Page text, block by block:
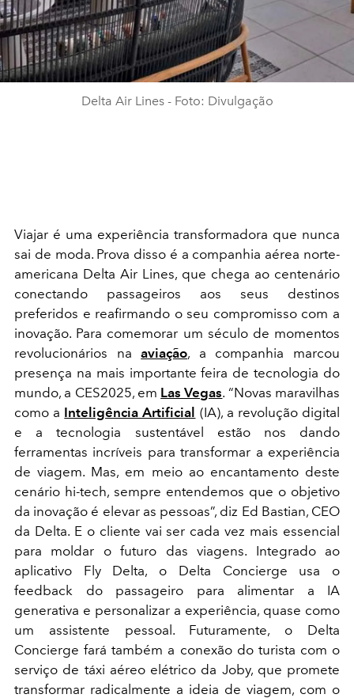
Delta Air Lines - Foto: Divulgação
Viajar é uma experiência transformadora que nunca
sai de moda. Prova disso é a companhia aérea norte-
americana Delta Air Lines, que chega ao centenário
conectando passageiros aos seus destinos
preferidos e reafirmando o seu compromisso com a
inovação. Para comemorar um século de momentos
revolucionários naaviação, a companhia marcou
presença na mais importante feira de tecnologia do
mundo, a CES2025, em Las Vegas. “Novas maravilhas
como a Inteligência Artificial (IA), a revolução digital
e a tecnologia sustentável estão nos dando
ferramentas incríveis para transformar a experiência
de viagem. Mas, em meio ao encantamento deste
cenário hi-tech, sempre entendemos que o objetivo
da inovação é elevar as pessoas”, diz Ed Bastian, CEO
da Delta. E o cliente vai ser cada vez mais essencial
para moldar o futuro das viagens. Integrado ao
aplicativo Fly Delta, o Delta Concierge usa o
feedback do passageiro para alimentar a IA
generativa e personalizar a experiência, quase como
um assistente pessoal. Futuramente, o Delta
Concierge fará também a conexão do turista com o
serviço de táxi aéreo elétrico da Joby, que promete
transformar radicalmente a ideia de viagem, com o